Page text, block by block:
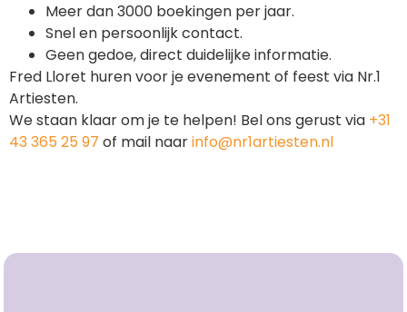
Meer dan 3000 boekingen per jaar.
Snel en persoonlijk contact.
Geen gedoe, direct duidelijke informatie.
Fred Lloret huren voor je evenement of feest via Nr.1
Artiesten.
We staan klaar om je te helpen! Bel ons gerust via +31
43 365 25 97 of mail naarinfo@nr1artiesten.nl